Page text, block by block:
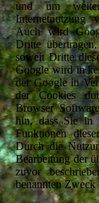
und um
Internetnutzung
Auch wird
Dritte
soweit Dritte
Google wird in
der Google in
der Cookies
Browser
hin, dass Sie in
Funktionen
Durch die
Bearbeitung der
zuvor
benannten Zweck